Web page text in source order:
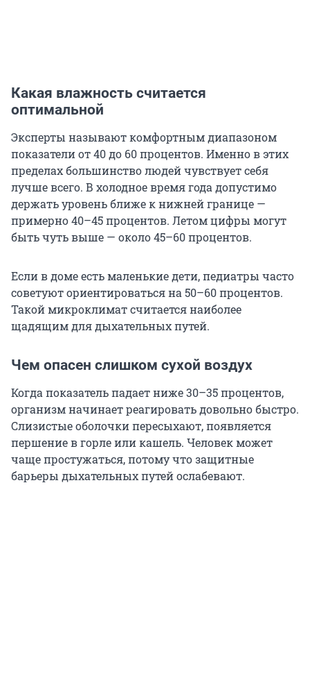
Какая влажность считается
оптимальной
Эксперты называют комфортным диапазоном
показатели от 40 до 60 процентов. Именно в этих
пределах большинство людей чувствует себя
лучше всего. В холодное время года допустимо
держать уровень ближе к нижней границе —
примерно 40–45 процентов. Летом цифры могут
быть чуть выше — около 45–60 процентов.
Если в доме есть маленькие дети, педиатры часто
советуют ориентироваться на 50–60 процентов.
Такой микроклимат считается наиболее
щадящим для дыхательных путей.
Чем опасен слишком сухой воздух
Когда показатель падает ниже 30–35 процентов,
организм начинает реагировать довольно быстро.
Слизистые оболочки пересыхают, появляется
першение в горле или кашель. Человек может
чаще простужаться, потому что защитные
барьеры дыхательных путей ослабевают.